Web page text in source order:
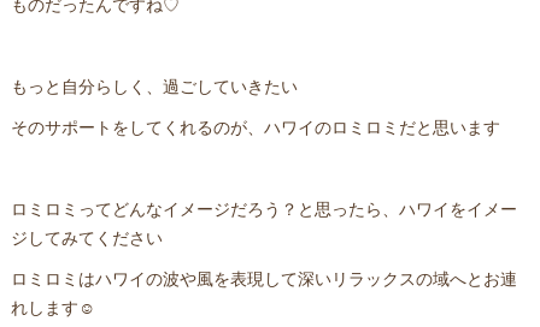
ものだったんですね♡
もっと自分らしく、過ごしていきたい
そのサポートをしてくれるのが、ハワイのロミロミだと思います
ロミロミってどんなイメージだろう？と思ったら、ハワイをイメー
ジしてみてください
ロミロミはハワイの波や風を表現して深いリラックスの域へとお連
れします☺️